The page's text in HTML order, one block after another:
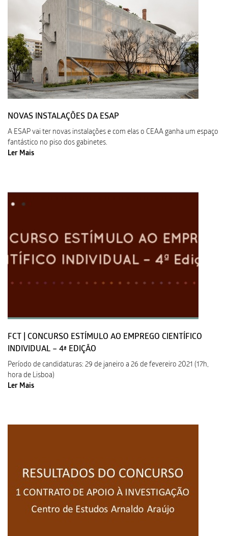
NOVAS INSTALAÇÕES DA ESAP
A ESAP vai ter novas instalações e com elas o CEAA ganha um espaço
fantástico no piso dos gabinetes.
Ler Mais
FCT | CONCURSO ESTÍMULO AO EMPREGO CIENTÍFICO
INDIVIDUAL – 4ª EDIÇÃO
Período de candidaturas: 29 de janeiro a 26 de fevereiro 2021 (17h,
hora de Lisboa)
Ler Mais